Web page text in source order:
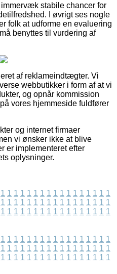
stabile chancer for
I øvrigt ses nogle
folk at udforme en evaluering
benyttes til vurdering af
af reklameindtægter. Vi
webbutikker i form af at vi
og opnår kommission
vores hjemmeside fuldfører
og internet firmaer
vi ønsker ikke at blive
er implementeret efter
oplysninger.
1 1 1 1 1 1 1 1 1 1 1 1 1 1 1 1 1
1 1 1 1 1 1 1 1 1 1 1 1 1 1 1 1 1
1 1 1 1 1 1 1 1 1 1 1 1 1 1 1 1 1
1 1 1 1 1 1 1 1 1 1 1 1 1 1 1 1 1
1 1 1 1 1 1 1 1 1 1 1 1 1 1 1 1 1
1 1 1 1 1 1 1 1 1 1 1 1 1 1 1 1 1